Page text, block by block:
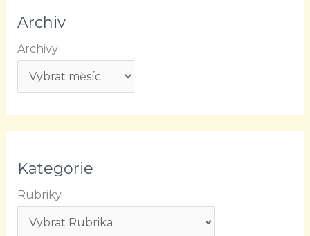
Archiv
Archivy
Kategorie
Rubriky